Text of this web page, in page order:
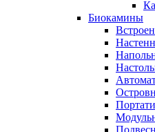
Биокамины